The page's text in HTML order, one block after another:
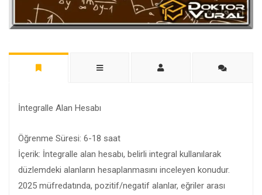
İntegralle Alan Hesabı
Öğrenme Süresi: 6-18 saat
İçerik: İntegralle alan hesabı, belirli integral kullanılarak
düzlemdeki alanların hesaplanmasını inceleyen konudur.
2025 müfredatında, pozitif/negatif alanlar, eğriler arası